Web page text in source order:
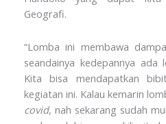
Geografi.
“Lomba ini membawa
seandainya kedepannya ada
Kita bisa mendapatkan
kegiatan ini. Kalau kemarin
covid, nah sekarang sudah